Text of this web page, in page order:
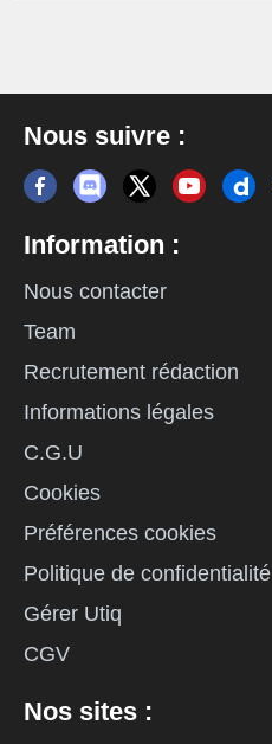
Nous suivre :
Information :
Nous contacter
Team
Recrutement rédaction
Informations légales
C.G.U
Cookies
Préférences cookies
Politique de confidentialité
Gérer Utiq
CGV
Nos sites :